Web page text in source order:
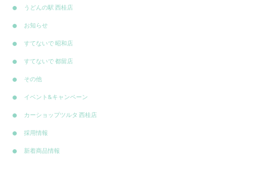
うどんの駅 西桂店
お知らせ
すてないで 昭和店
すてないで 都留店
その他
イベント&キャンペーン
カーショップツルタ 西桂店
採用情報
新着商品情報